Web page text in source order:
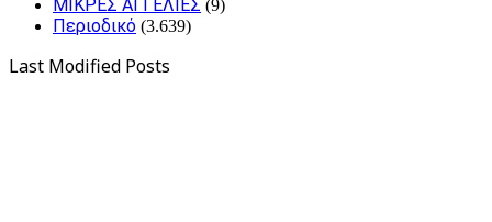
ΜΙΚΡΕΣ ΑΓΓΕΛΙΕΣ (9)
Περιοδικό (3.639)
Last Modified Posts